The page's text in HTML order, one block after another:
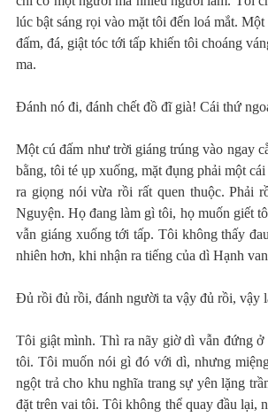
lúc bật sáng rọi vào mặt tôi đến loá mắt.
đấm, đá, giật tóc tới tấp khiến tôi choáng
ma.
Đánh nó đi, đánh chết đồ đĩ già! Cái thứ
Một cú đấm như trời giáng trúng vào ngay
bằng, tôi té ụp xuống, mặt đụng phải một
ra giọng nói vừa rồi rất quen thuộc. Phải
Nguyện. Họ đang làm gì tôi, họ muốn giết
vẫn giáng xuống tới tấp. Tôi không thấy
nhiên hơn, khi nhận ra tiếng của dì Hạnh
Đủ rồi đủ rồi, đánh người ta vậy đủ rồi, vậy
Tôi giật mình. Thì ra nãy giờ dì vẫn đứng
tôi. Tôi muốn nói gì đó với dì, nhưng
ngột trả cho khu nghĩa trang sự yên lặng
đặt trên vai tôi. Tôi không thể quay đầu lại,